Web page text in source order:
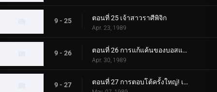
9 - 25 ตอนที่ 25 เจ้าสาวราศีพิจิก
Apr. 23, 1989
9 - 26 ตอนที่ 26 การแก้แค้นของบอสแกน
Apr. 30, 1989
9 - 27 ตอนที่ 27 การตอบโต้ครั้งใหญ่! เจ้าชายแห่งเงา